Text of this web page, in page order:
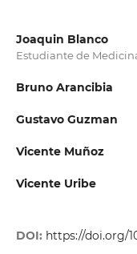
Joaquin Blanco
Estudiante de
Bruno Arancibia
Gustavo Guzman
Vicente Muñoz
Vicente Uribe
DOI: https://doi.org/